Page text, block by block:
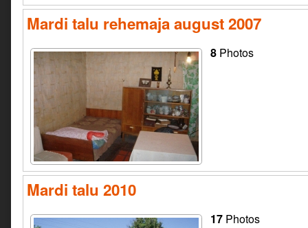
Mardi talu rehemaja august 2007
8 Photos
Mardi talu 2010
17 Photos